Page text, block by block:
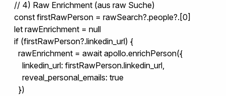
  // 4) Raw Enrichment (aus raw Suche)
  const firstRawPerson = rawSearch?.people?.[0]
  let rawEnrichment = null
  if (firstRawPerson?.linkedin_url) {
    rawEnrichment = await apollo.enrichPerson({
      linkedin_url: firstRawPerson.linkedin_url,
      reveal_personal_emails: true
    })